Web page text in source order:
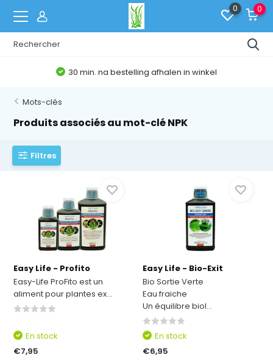
0 0
Belgische Webshop
Mots-clés
Produits associés au mot-clé NPK
Filtres
Easy Life - Profito
Easy-Life ProFito est un
aliment pour plantes ex...
En stock
€7,95
Easy Life - Bio-Exit
Bio Sortie Verte
Eau fraiche
Un équilibre biol...
En stock
€6,95